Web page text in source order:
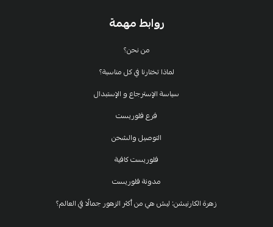
روابط مهمة
من نحن؟
لماذا تختارنا في كل مناسبة؟
سياسة الإسترجاع و الإستبدال
فرع فلوريست
التوصيل والشحن
فلوريست كافية
مدونة فلوريست
زهرة الكارنيشن: ليش هي من أكثر الزهور جمالًا في العالم؟